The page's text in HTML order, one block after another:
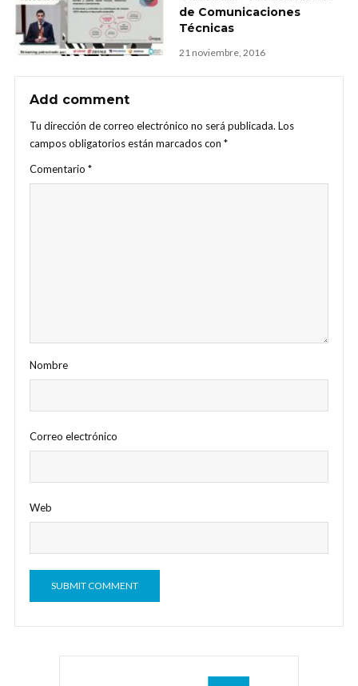
de Comunicaciones
Técnicas
21 noviembre, 2016
Add comment
Tu dirección de correo electrónico no será publicada. Los
campos obligatorios están marcados con *
Comentario *
Nombre
Correo electrónico
Web